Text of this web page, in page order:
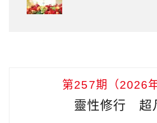
第257期（2026
靈性修行 超